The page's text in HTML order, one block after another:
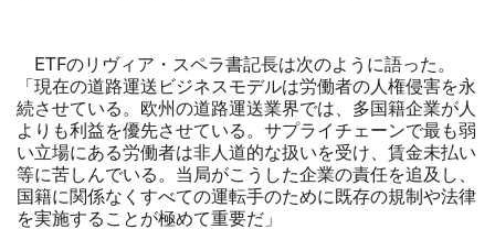
ETFのリヴィア・スペラ書記長は次のように語った。
「現在の道路運送ビジネスモデルは労働者の人権侵害を永
続させている。欧州の道路運送業界では、多国籍企業が人
よりも利益を優先させている。サプライチェーンで最も弱
い立場にある労働者は非人道的な扱いを受け、賃金未払い
等に苦しんでいる。当局がこうした企業の責任を追及し、
国籍に関係なくすべての運転手のために既存の規制や法律
を実施することが極めて重要だ」